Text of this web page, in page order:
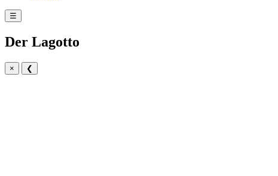
☰
Der Lagotto
× ❮